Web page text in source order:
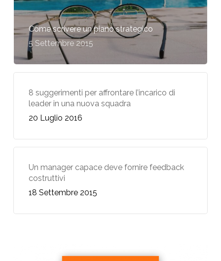
Come scrivere un piano strategico
5 Settembre 2015
8 suggerimenti per affrontare l’incarico di
leader in una nuova squadra
20 Luglio 2016
Un manager capace deve fornire feedback
costruttivi
18 Settembre 2015